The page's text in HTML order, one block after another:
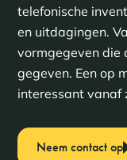
telefonische
en uitdagingen.
vormgegeven die
gegeven. Een op
interessant vanaf
Neem contact op